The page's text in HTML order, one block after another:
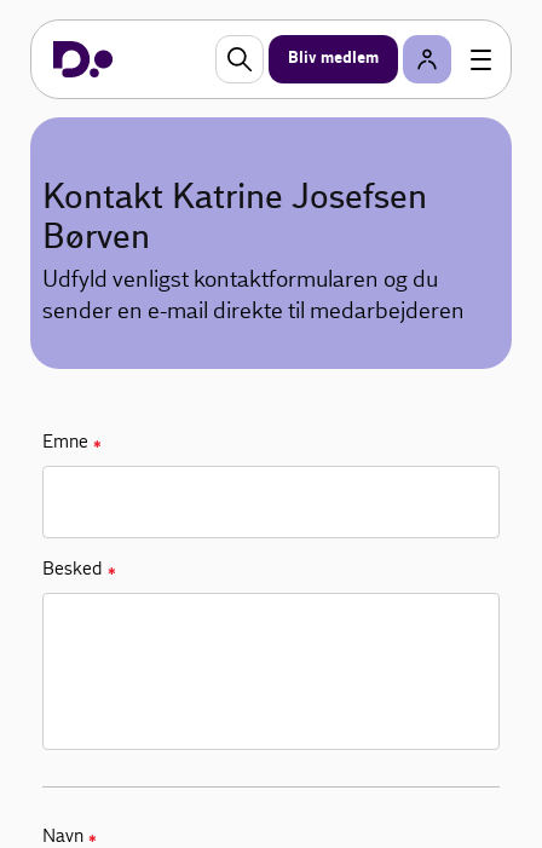
Bliv medlem
Kontakt Katrine Josefsen
Børven
Udfyld venligst kontaktformularen og du
sender en e-mail direkte til medarbejderen
Emne ✱
Besked ✱
Navn ✱